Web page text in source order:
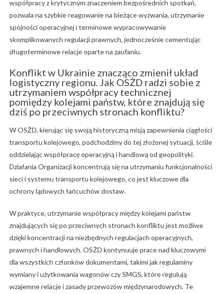
współpracy z krytycznym znaczeniem bezpośrednich spotkań,
pozwala na szybkie reagowanie na bieżące wyzwania, utrzymanie
spójności operacyjnej i terminowe wypracowywanie
skomplikowanych regulacji prawnych, jednocześnie cementując
długoterminowe relacje oparte na zaufaniu.
Konflikt w Ukrainie znacząco zmienił układ
logistyczny regionu. Jak OSŻD radzi sobie z
utrzymaniem współpracy technicznej
pomiędzy kolejami państw, które znajdują się
dziś po przeciwnych stronach konfliktu?
W OSŻD, kierując się swoją historyczną misją zapewnienia ciągłości
transportu kolejowego, podchodzimy do tej złożonej sytuacji, ściśle
oddzielając współpracę operacyjną i handlową od geopolityki.
Działania Organizacji koncentrują się na utrzymaniu funkcjonalności
sieci i systemu transportu kolejowego, co jest kluczowe dla
ochrony lądowych łańcuchów dostaw.
W praktyce, utrzymanie współpracy między kolejami państw
znajdujących się po przeciwnych stronach konfliktu jest możliwe
dzięki koncentracji na niezbędnych regulacjach operacyjnych,
prawnych i handlowych. OSŻD kontynuuje prace nad kluczowymi
dla wszystkich członków dokumentami, takimi jak regulaminy
wymiany i użytkowania wagonów czy SMGS, które regulują
wzajemne relacje i zasady przewozów międzynarodowych. Te